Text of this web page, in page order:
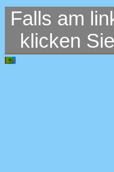
Falls am
klicken